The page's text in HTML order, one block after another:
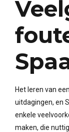
Het leren van
uitdagingen, en
enkele
maken, die